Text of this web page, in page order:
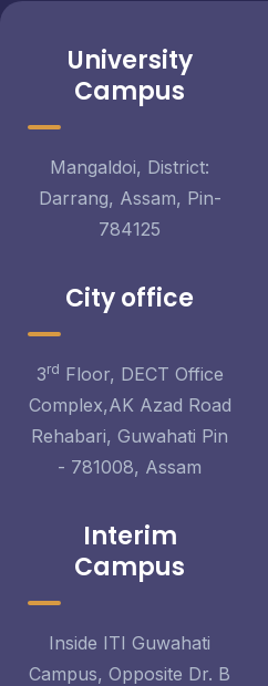
University
Campus
Mangaldoi, District:
Darrang, Assam, Pin-
784125
City office
3rd Floor, DECT Office
Complex,AK Azad Road
Rehabari, Guwahati Pin
- 781008, Assam
Interim
Campus
Inside ITI Guwahati
Campus, Opposite Dr. B